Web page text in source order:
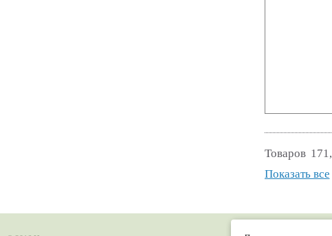
Товаров
Показать все